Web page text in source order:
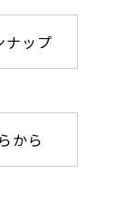
ナップ
から